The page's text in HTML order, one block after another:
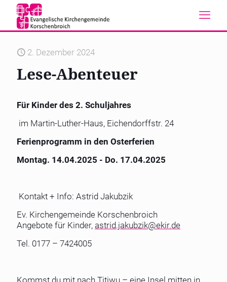
2. Dezember 2024
Lese-Abenteuer
Für Kinder des 2. Schuljahres
im Martin-Luther-Haus, Eichendorffstr. 24
Ferienprogramm in den Osterferien
Montag. 14.04.2025 - Do. 17.04.2025
Kontakt + Info: Astrid Jakubzik
Ev. Kirchengemeinde Korschenbroich
Angebote für Kinder, astrid.jakubzik@ekir.de
Tel. 0177 – 7424005
Kommst du mit nach Titiwu – eine Insel mitten in